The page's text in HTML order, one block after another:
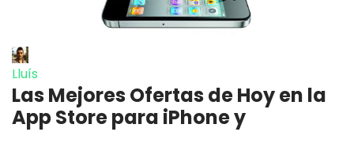
Lluís
Las Mejores Ofertas de Hoy en la
App Store para iPhone y